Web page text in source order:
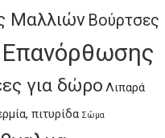
Μαλλιών Βούρτσες
Επανόρθωσης
για δώρο Λιπαρά
πιτυρίδα Σώμα